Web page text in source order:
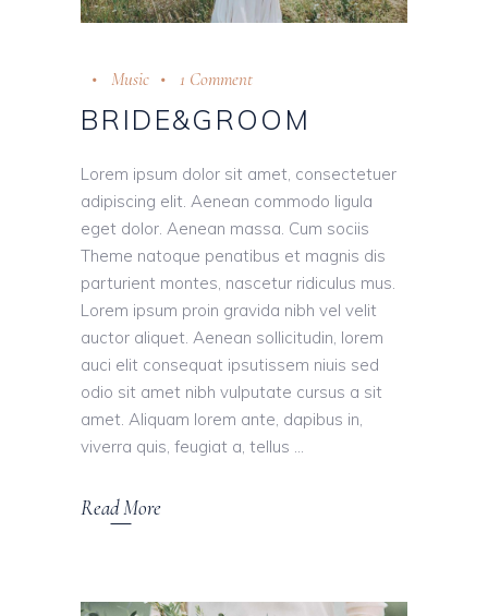
Music 1 Comment
BRIDE&GROOM
Lorem ipsum dolor sit amet, consectetuer
adipiscing elit. Aenean commodo ligula
eget dolor. Aenean massa. Cum sociis
Theme natoque penatibus et magnis dis
parturient montes, nascetur ridiculus mus.
Lorem ipsum proin gravida nibh vel velit
auctor aliquet. Aenean sollicitudin, lorem
auci elit consequat ipsutissem niuis sed
odio sit amet nibh vulputate cursus a sit
amet. Aliquam lorem ante, dapibus in,
viverra quis, feugiat a, tellus
Read More